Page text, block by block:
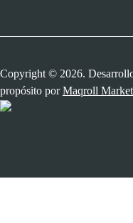
Copyright © 2026.
propósito porMaqroll